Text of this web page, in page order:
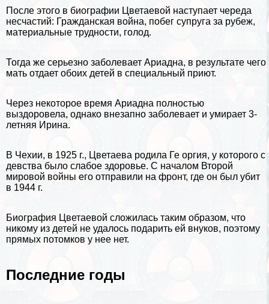
После этого в биографии Цветаевой наступает череда
несчастий: Гражданская война, побег супруга за рубеж,
материальные трудности, голод.
Тогда же серьезно заболевает Ариадна, в результате чего
мать отдает обоих детей в специальный приют.
Через некоторое время Ариадна полностью
выздоровела, однако внезапно заболевает и умирает 3-
летняя Ирина.
В Чехии, в 1925 г., Цветаева родила Ге opгия, у которого с
девства было слабое здоровье. С началом Второй
мировой войны его отправили на фронт, где он был убит
в 1944 г.
Биография Цветаевой сложилась таким образом, что
никому из детей не удалось подарить ей внуков, поэтому
прямых потомков у нее нет.
Последние годы